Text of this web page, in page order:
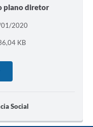
plano diretor
2020
KB
Social